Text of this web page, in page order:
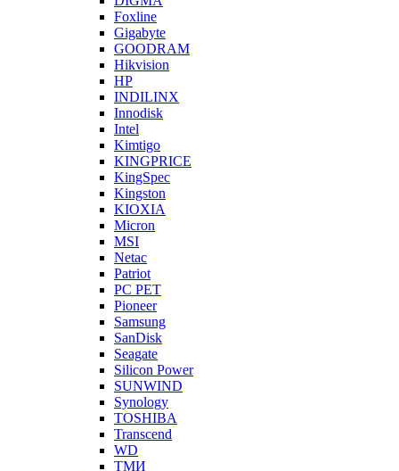
Foxline
Gigabyte
GOODRAM
Hikvision
HP
INDILINX
Innodisk
Intel
Kimtigo
KINGPRICE
KingSpec
Kingston
KIOXIA
Micron
MSI
Netac
Patriot
PC PET
Pioneer
Samsung
SanDisk
Seagate
Silicon Power
SUNWIND
Synology
TOSHIBA
Transcend
WD
ТМИ